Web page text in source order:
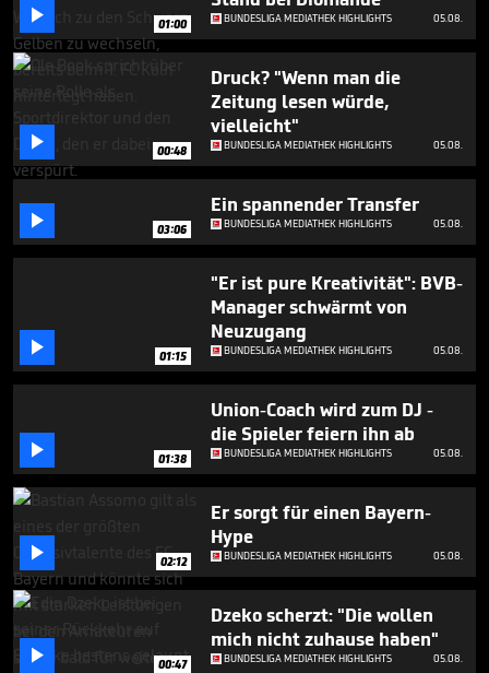
minute,
seconds
 01:00 BUNDESLIGA MEDIATHEK HIGHLIGHTS 05.08.
 00:48
Druck? "Wenn man die
Zeitung lesen würde,
vielleicht"
BUNDESLIGA MEDIATHEK HIGHLIGHTS 05.08.
 03:06
Ein spannender Transfer
BUNDESLIGA MEDIATHEK HIGHLIGHTS 05.08.
 01:15
"Er ist pure Kreativität": BVB-
Manager schwärmt von
Neuzugang
BUNDESLIGA MEDIATHEK HIGHLIGHTS 05.08.
 01:38
Union-Coach wird zum DJ -
die Spieler feiern ihn ab
BUNDESLIGA MEDIATHEK HIGHLIGHTS 05.08.
 02:12
Er sorgt für einen Bayern-
Hype
BUNDESLIGA MEDIATHEK HIGHLIGHTS 05.08.
 00:47
Dzeko scherzt: "Die wollen
mich nicht zuhause haben"
BUNDESLIGA MEDIATHEK HIGHLIGHTS 05.08.